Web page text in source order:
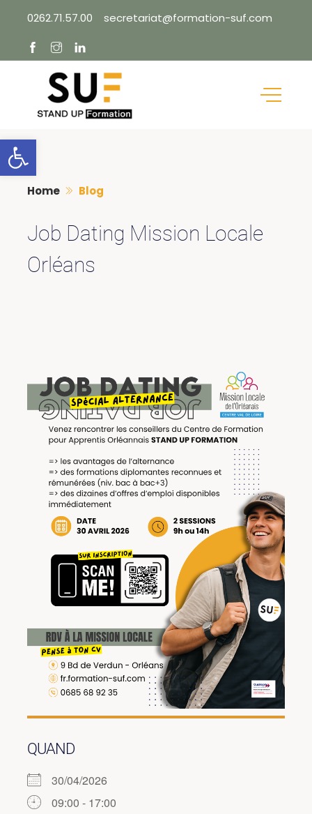
Ouvrir la barre d’outils
content
0262.71.57.00 secretariat@formation-suf.com
Home Blog
Job Dating Mission Locale
Orléans
QUAND
30/04/2026
09:00 - 17:00